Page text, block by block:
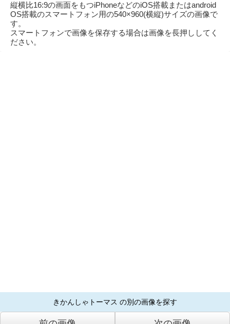
縦横比16:9の画面をもつiPhoneなどのiOS搭載またはandroid
OS搭載のスマートフォン用の540×960(横縦)サイズの画像で
す。
スマートフォンで画像を保存する場合は画像を長押ししてく
ださい。
きかんしゃトーマス の別の画像を探す